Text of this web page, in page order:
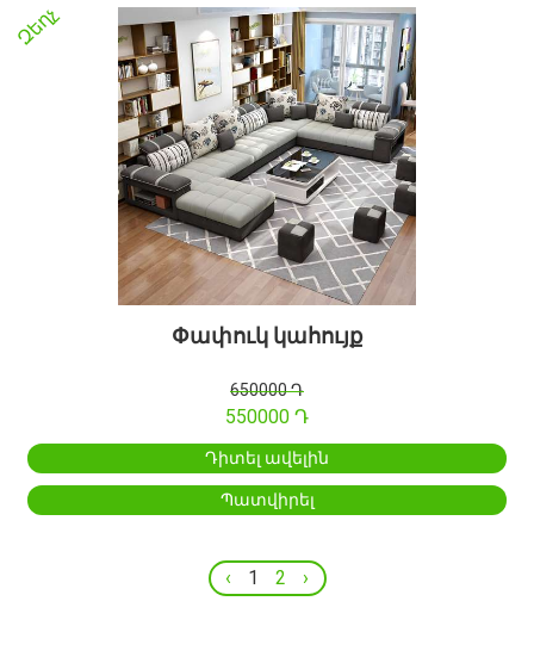
Զեղչ
Փափուկ կահույք
650000 Դ
550000 Դ
Դիտել ավելին
Պատվիրել
‹ 1 2 ›